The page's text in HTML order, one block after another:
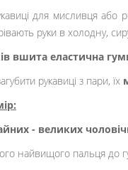
для мисливця або
руки в холодну,
вшита еластична
рукавиці з пари, їх
- великих
найвищого пальця до